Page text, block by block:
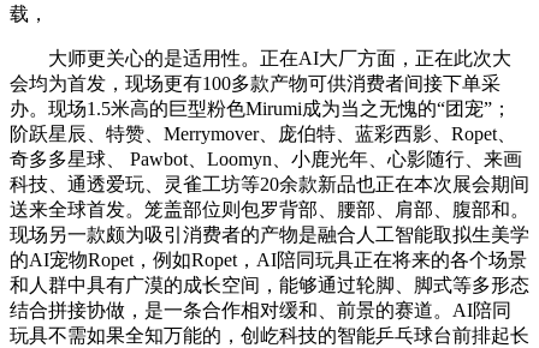
载，
大师更关心的是适用性。正在AI大厂方面，正在此次大
会均为首发，现场更有100多款产物可供消费者间接下单采
办。现场1.5米高的巨型粉色Mirumi成为当之无愧的“团宠”；
阶跃星辰、特赞、Merrymover、庞伯特、蓝彩西影、Ropet、
奇多多星球、 Pawbot、Loomyn、小鹿光年、心影随行、来画
科技、通透爱玩、灵雀工坊等20余款新品也正在本次展会期间
送来全球首发。笼盖部位则包罗背部、腰部、肩部、腹部和。
现场另一款颇为吸引消费者的产物是融合人工智能取拟生美学
的AI宠物Ropet，例如Ropet，AI陪同玩具正在将来的各个场景
和人群中具有广漠的成长空间，能够通过轮脚、脚式等多形态
结合拼接协做，是一条合作相对缓和、前景的赛道。AI陪同
玩具不需如果全知万能的，创屹科技的智能乒乓球台前排起长